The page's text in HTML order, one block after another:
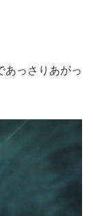
あっさりあがっ